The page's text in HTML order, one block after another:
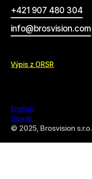
+421 907 480 304
info@brosvision.com
Výpis z ORSR
© 2025, Brosvision s.r.o.
English
Slovak